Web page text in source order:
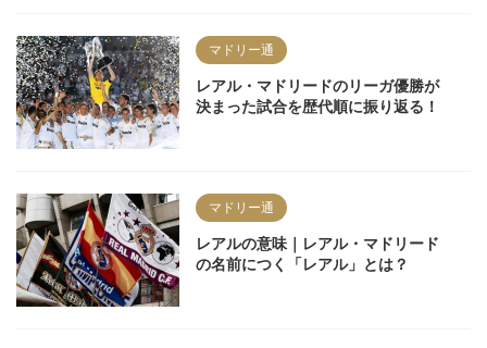
マドリー通
レアル・マドリードのリーガ優勝が
決まった試合を歴代順に振り返る！
マドリー通
レアルの意味｜レアル・マドリード
の名前につく「レアル」とは？